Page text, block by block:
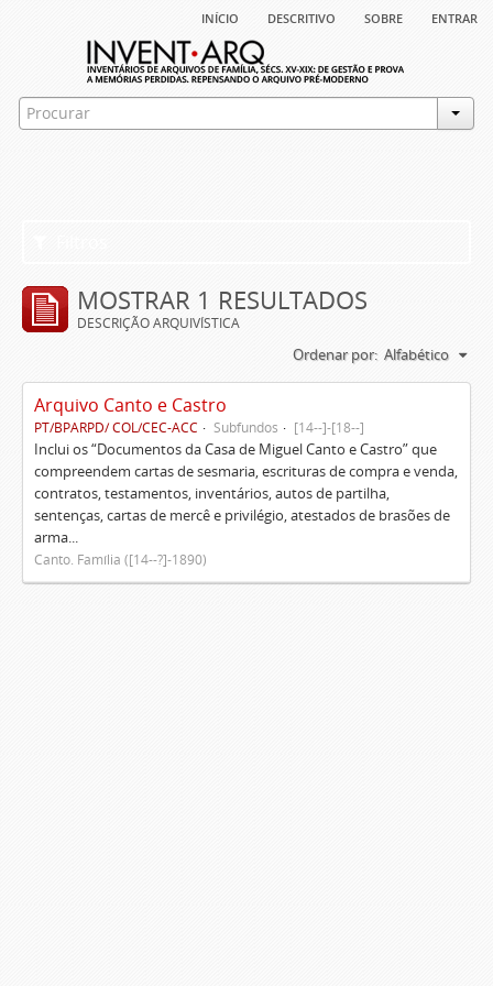
início descritivo sobre entrar
MOSTRAR 1 RESULTADOS
DESCRIÇÃO ARQUIVÍSTICA
Ordenar por: Alfabético
Arquivo Canto e Castro
PT/BPARPD/ COL/CEC-ACC Subfundos [14--]-[18--]
Inclui os “Documentos da Casa de Miguel Canto e Castro” que
compreendem cartas de sesmaria, escrituras de compra e venda,
contratos, testamentos, inventários, autos de partilha,
sentenças, cartas de mercê e privilégio, atestados de brasões de
arma...
Canto. Família ([14--?]-1890)